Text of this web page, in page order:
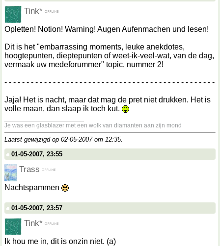
Tink*
Opletten! Notion! Warning! Augen Aufenmachen und lesen!
Dit is het "embarrassing moments, leuke anekdotes,
hoogtepunten, dieptepunten of weet-ik-veel-wat, van de dag,
vermaak uw medeforummer" topic, nummer 2!
- - - - - - - - - - - - - - - - - - - - - - - - - - - - - - - - - - - - - - - - - - - - - - - -
Jaja! Het is nacht, maar dat mag de pret niet drukken. Het is
volle maan, dan slaap ik toch kut.
Je was een glasblazer met een wolk van diamanten aan zijn mond
Laatst gewijzigd op 02-05-2007 om 12:35.
01-05-2007, 23:55
Trass
Nachtspammen
01-05-2007, 23:57
Tink*
Ik hou me in, dit is onzin niet. (a)